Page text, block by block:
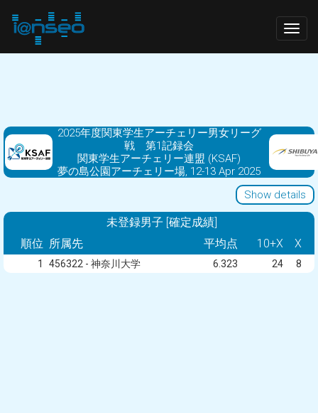
2025年度関東学生アーチェリー男女リーグ
戦 第1記録会
関東学生アーチェリー連盟 (KSAF)
夢の島公園アーチェリー場, 12-13 Apr 2025
Show details
未登録男子 [確定成績]
順位 所属先 平均点 10+X X
1 456322 - 神奈川大学 6.323 24 8